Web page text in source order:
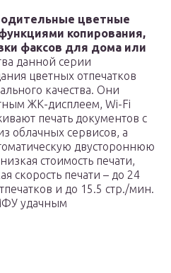
цветные
копирования,
факсов для дома или
данной серии
цветных отпечатков
качества. Они
ЖК-дисплеем, Wi-Fi
печать документов с
облачных сервисов, а
двустороннюю
стоимость печати,
скорость печати – до 24
и до 15.5 стр./мин.
удачным